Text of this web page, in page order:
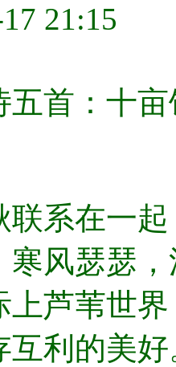
21:15
五首：十
联系在一
寒风瑟瑟
上芦苇世
互利的美